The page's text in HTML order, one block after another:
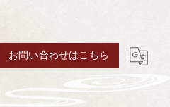
お問い合わせはこちら